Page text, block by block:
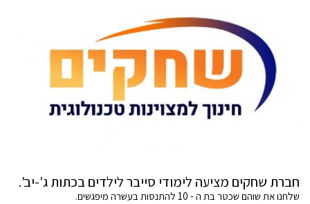
חברת שחקים מציעה לימודי סייבר לילדים בכתות ג'-יב'.
שלחנו את שוהם שכטר בת ה - 10 להתנסות בעשרה מיפגשים.